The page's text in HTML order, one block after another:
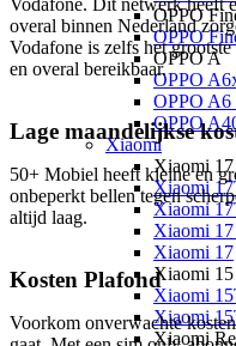
OPPO
OPPO
OPPO A
OPPO
OPPO A6
OPPO
Xiaomi
Xiaomi 17
Xiaomi
Xiaomi
Xiaomi
Xiaomi 17
Xiaomi 15
Xiaomi
Xiaomi
Xiaomi
Vodafone. Dit netwerk heeft
overal binnen Nederland
Vodafone is zelfs het
en overal bereikbaar.
Lage maandelijkse
50+ Mobiel heeft kleine en
onbeperkt bellen tegen
altijd laag.
Kosten Plafond
Voorkom onverwachte